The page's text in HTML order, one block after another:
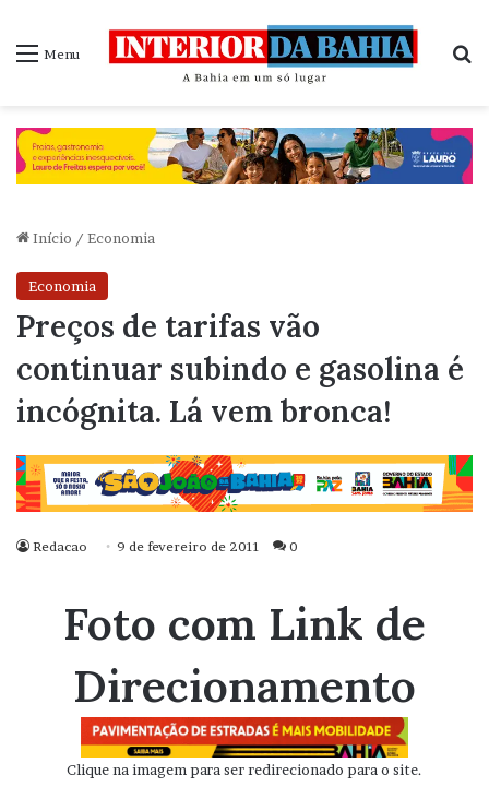
Menu
Início / Economia
Economia
Preços de tarifas vão
continuar subindo e gasolina é
incógnita. Lá vem bronca!
Redacao 9 de fevereiro de 2011 0
Foto com Link de
Direcionamento
Clique na imagem para ser redirecionado para o site.